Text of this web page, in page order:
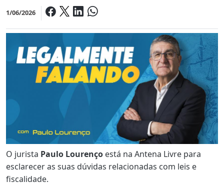
1/06/2026
O jurista Paulo Lourenço está na Antena Livre para
esclarecer as suas dúvidas relacionadas com leis e
fiscalidade.